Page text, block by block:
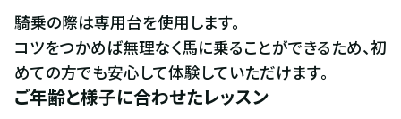
騎乗の際は専用台を使用します。
コツをつかめば無理なく馬に乗ることができるため、初
めての方でも安心して体験していただけます。
ご年齢と様子に合わせたレッスン